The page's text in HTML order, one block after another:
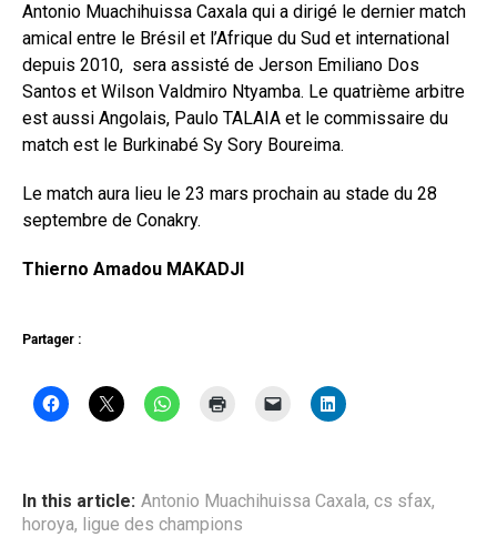
Antonio Muachihuissa Caxala qui a dirigé le dernier match
amical entre le Brésil et l’Afrique du Sud et international
depuis 2010, sera assisté de Jerson Emiliano Dos
Santos et Wilson Valdmiro Ntyamba. Le quatrième arbitre
est aussi Angolais, Paulo TALAIA et le commissaire du
match est le Burkinabé Sy Sory Boureima.
Le match aura lieu le 23 mars prochain au stade du 28
septembre de Conakry.
Thierno Amadou MAKADJI
Partager :
In this article: Antonio Muachihuissa Caxala, cs sfax,
horoya, ligue des champions